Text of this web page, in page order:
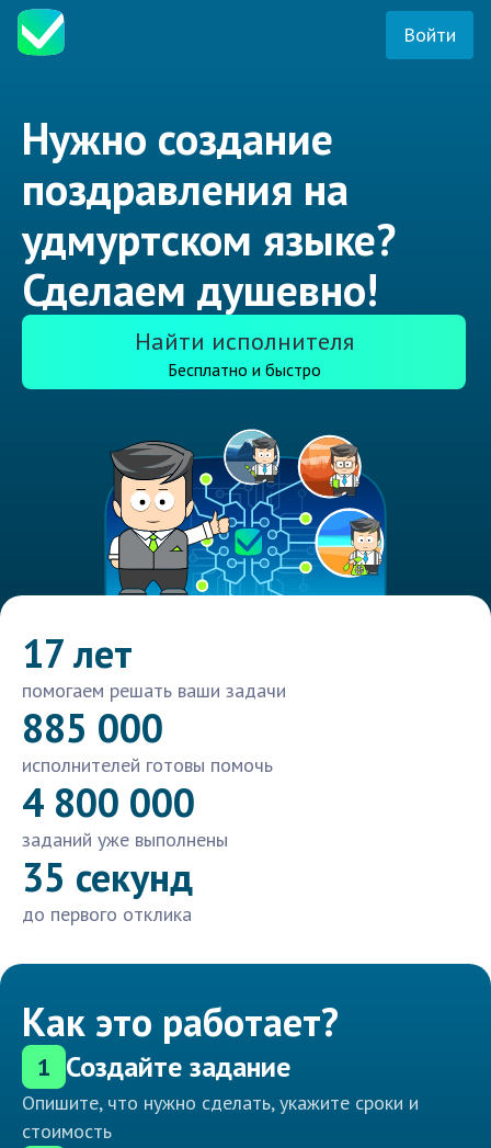
Войти
Нужно создание
поздравления на
удмуртском языке?
Сделаем душевно!
Найти исполнителя
Бесплатно и быстро
17 лет
помогаем решать ваши задачи
885 000
исполнителей готовы помочь
4 800 000
заданий уже выполнены
35 секунд
до первого отклика
Как это работает?
1 Создайте задание
Опишите, что нужно сделать, укажите сроки и
стоимость